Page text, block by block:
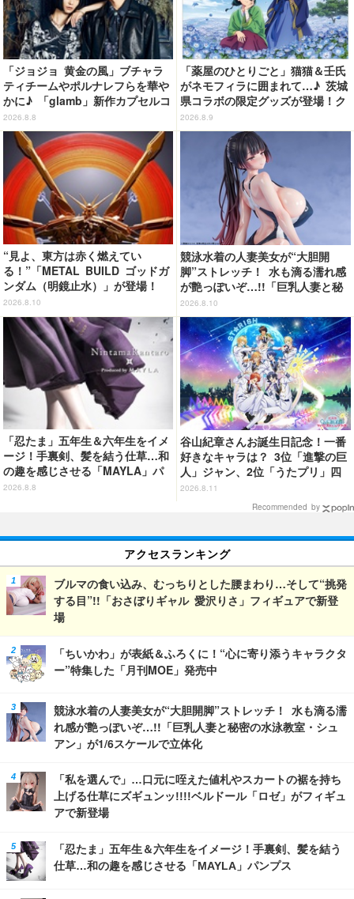
「ジョジョ 黄金の風」ブチャラ
ティチームやポルナレフらを華や
かに♪ 「glamb」新作カプセルコ
レクション登場
2026.8.8
「薬屋のひとりごと」猫猫＆壬氏
がネモフィラに囲まれて…♪ 茨城
県コラボの限定グッズが登場！ク
リアファイルやポストカードなど
2026.8.9
“見よ、東方は赤く燃えてい
る！”「METAL BUILD ゴッドガ
ンダム（明鏡止水）」が登場！
明鏡止水発動時をイメージした金
色のカラーリングで立体化
2026.8.10
競泳水着の人妻美女が“大胆開
脚”ストレッチ！ 水も滴る濡れ感
が艶っぽいぞ…!!「巨乳人妻と秘
密の水泳教室・シュアン」が1/6
スケールで立体化
2026.8.10
「忍たま」五年生＆六年生をイメ
ージ！手裏剣、髪を結う仕草…和
の趣を感じさせる「MAYLA」パ
ンプス
2026.8.8
谷山紀章さんお誕生日記念！一番
好きなキャラは？ 3位「進撃の巨
人」ジャン、2位「うたプリ」四
ノ宮那月、1位は…驚きの支持率
でトップに！ ＜26年版＞
2026.8.11
Recommended by
アクセスランキング
ブルマの食い込み、むっちりとした腰まわり…そして“挑発
する目”!!「おさぼりギャル 愛沢りさ」フィギュアで新登
場
「ちいかわ」が表紙＆ふろくに！“心に寄り添うキャラクタ
ー”特集した「月刊MOE」発売中
競泳水着の人妻美女が“大胆開脚”ストレッチ！ 水も滴る濡
れ感が艶っぽいぞ…!!「巨乳人妻と秘密の水泳教室・シュ
アン」が1/6スケールで立体化
「私を選んで」…口元に咥えた値札やスカートの裾を持ち
上げる仕草にズギュンッ!!!!ベルドール「ロゼ」がフィギュ
アで新登場
「忍たま」五年生＆六年生をイメージ！手裏剣、髪を結う
仕草…和の趣を感じさせる「MAYLA」パンプス